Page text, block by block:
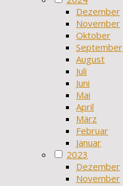
Dezember
November
Oktober
September
August
Juli
Juni
Mai
April
März
Februar
Januar
2023
Dezember
November